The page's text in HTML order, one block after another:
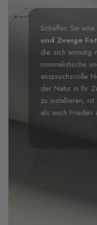
Schaffen Sie
und Zweige
die sich anmutig
minimalistische
anspruchsvolle
der Natur in Ihr
zu installieren,
als auch Frieden